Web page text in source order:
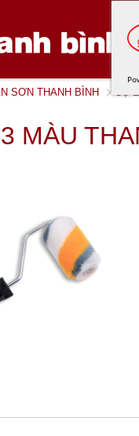
SƠN THANH BÌNH CỌ
MÀU